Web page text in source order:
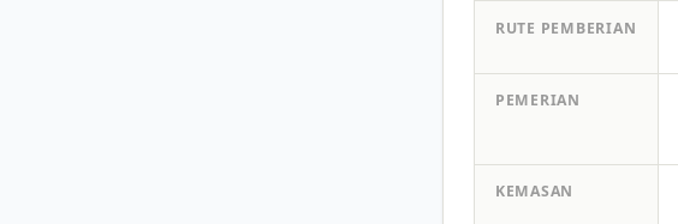
RUTE PEMBERIAN
PEMERIAN
KEMASAN